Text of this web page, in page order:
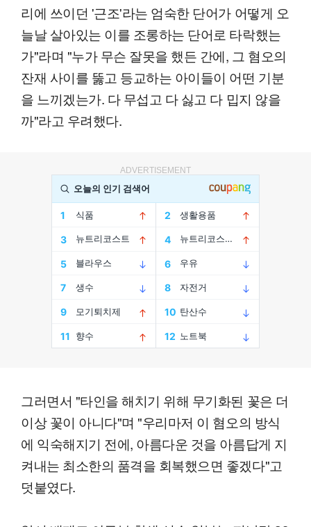
리에 쓰이던 '근조'라는 엄숙한 단어가 어떻게 오
늘날 살아있는 이를 조롱하는 단어로 타락했는
가"라며 "누가 무슨 잘못을 했든 간에, 그 혐오의
잔재 사이를 뚫고 등교하는 아이들이 어떤 기분
을 느끼겠는가. 다 무섭고 다 싫고 다 밉지 않을
까"라고 우려했다.
ADVERTISEMENT
그러면서 "타인을 해치기 위해 무기화된 꽃은 더
이상 꽃이 아니다"며 "우리마저 이 혐오의 방식
에 익숙해지기 전에, 아름다운 것을 아름답게 지
켜내는 최소한의 품격을 회복했으면 좋겠다"고
덧붙였다.